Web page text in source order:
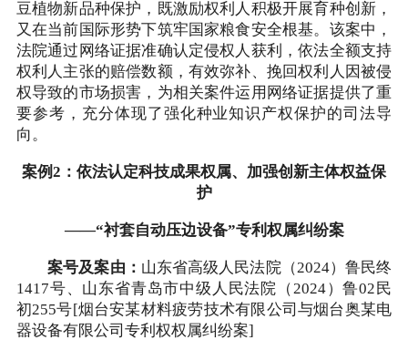
豆植物新品种保护，既激励权利人积极开展育种创新，
又在当前国际形势下筑牢国家粮食安全根基。该案中，
法院通过网络证据准确认定侵权人获利，依法全额支持
权利人主张的赔偿数额，有效弥补、挽回权利人因被侵
权导致的市场损害，为相关案件运用网络证据提供了重
要参考，充分体现了强化种业知识产权保护的司法导
向。
案例2：依法认定科技成果权属、加强创新主体权益保
护
——“衬套自动压边设备”专利权属纠纷案
案号及案由： 山东省高级人民法院（2024）鲁民终
1417号、山东省青岛市中级人民法院（2024）鲁02民
初255号[烟台安某材料疲劳技术有限公司与烟台奥某电
器设备有限公司专利权权属纠纷案]